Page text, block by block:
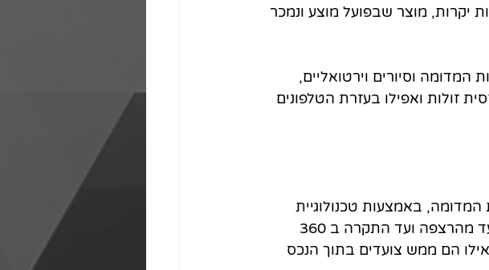
יקרות, מוצר שבפועל מוצע ונמכר
המדומה וסיורים וירטואליים,
זולות ואפילו בעזרת הטלפונים
המדומה, באמצעות טכנולוגיית
הם ממש צועדים בתוך הנכס